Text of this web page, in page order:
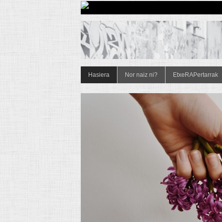
Hasiera Nor naiz ni? EtxeRAPertarrak